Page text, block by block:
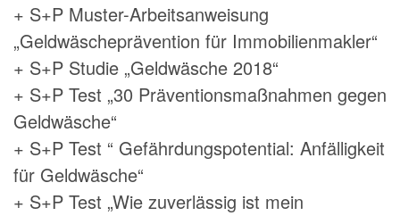
+ S+P Muster-Arbeitsanweisung
„Geldwäscheprävention für Immobilienmakler“
+ S+P Studie „Geldwäsche 2018“
+ S+P Test „30 Präventionsmaßnahmen gegen
Geldwäsche“
+ S+P Test “ Gefährdungspotential: Anfälligkeit
für Geldwäsche“
+ S+P Test „Wie zuverlässig ist mein